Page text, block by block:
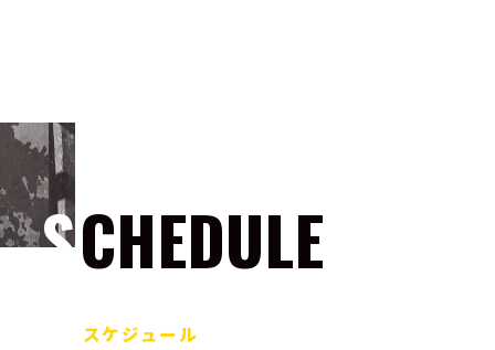
SCHEDULE
スケジュール